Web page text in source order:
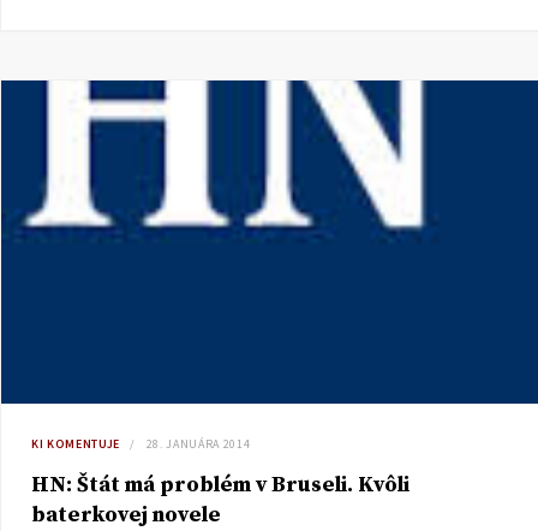
KI KOMENTUJE 28. JANUÁRA 2014
HN: Štát má problém v Bruseli. Kvôli
baterkovej novele